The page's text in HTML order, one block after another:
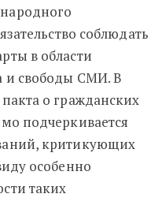
соблюдать
в области
и свободы СМИ. В
о гражданских
подчеркивается
критикующих
особенно
таких